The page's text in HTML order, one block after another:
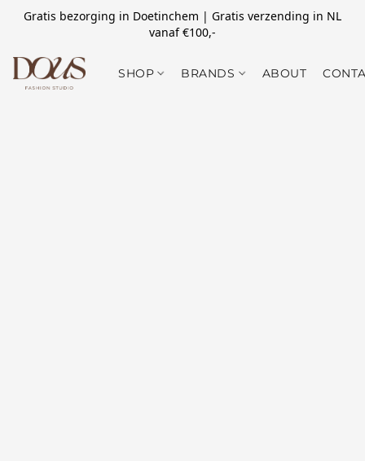
Gratis bezorging in Doetinchem | Gratis verzending in NL
vanaf €100,-
SHOP BRANDS ABOUT